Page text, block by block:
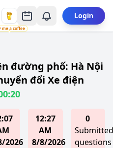
me a coffee
Login
đường phố: Hà Nội
đổi Xe điện
2026
12:27
AM
8/8/2026
0
Submitted
questions